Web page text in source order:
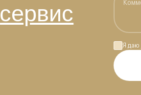
сервис
Я даю